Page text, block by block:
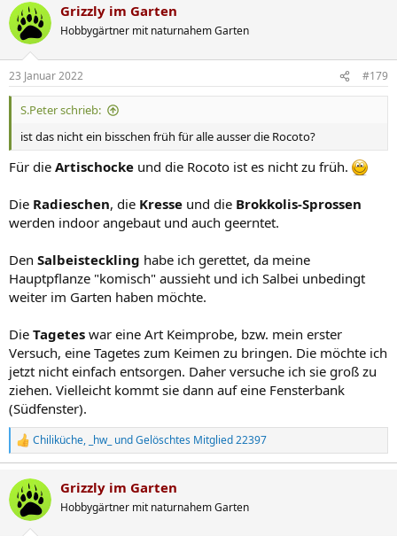
k
t
i
n
e
n
Grizzly im Garten
Hobbygärtner mit naturnahem Garten
23 Januar 2022 #179
S.Peter schrieb:
ist das nicht ein bisschen früh für alle ausser die Rocoto?
Für die Artischocke und die Rocoto ist es nicht zu früh.
Die Radieschen, die Kresse und die Brokkolis-Sprossen
werden indoor angebaut und auch geerntet.
Den Salbeisteckling habe ich gerettet, da meine
Hauptpflanze "komisch" aussieht und ich Salbei unbedingt
weiter im Garten haben möchte.
Die Tagetes war eine Art Keimprobe, bzw. mein erster
Versuch, eine Tagetes zum Keimen zu bringen. Die möchte ich
jetzt nicht einfach entsorgen. Daher versuche ich sie groß zu
ziehen. Vielleicht kommt sie dann auf eine Fensterbank
(Südfenster).
R
e
k
t
i
Chiliküche, _hw_ undGelöschtes Mitglied 22397
Grizzly im Garten
Hobbygärtner mit naturnahem Garten